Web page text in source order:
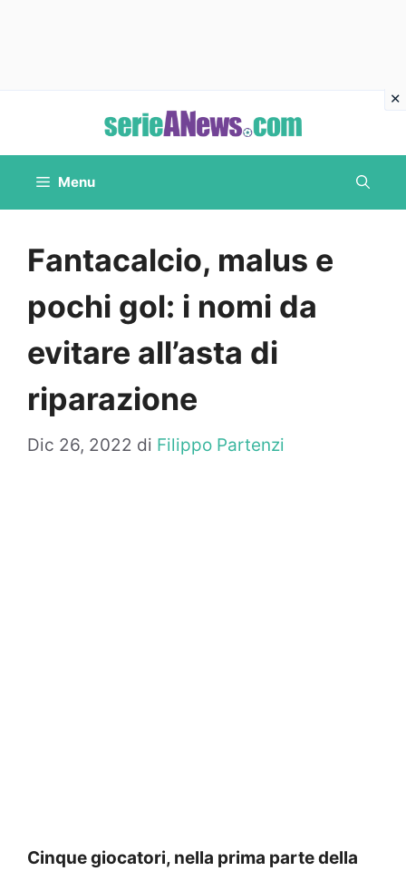
contenuto
Menu
Fantacalcio, malus e
pochi gol: i nomi da
evitare all’asta di
riparazione
Dic 26, 2022 di Filippo Partenzi
Cinque giocatori, nella prima parte della